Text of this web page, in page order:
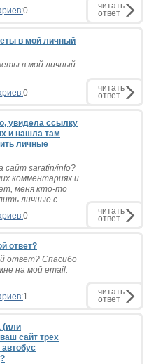
0 читать
ответ
в мой личный
в мой личный
0 читать
ответ
увидела ссылку
и нашла там
личные
сайт saratin/info?
комментариях и
меня кто-то
личные с...
0 читать
ответ
ответ?
ответ? Спасибо
на мой email.
1 читать
ответ
(или
сайт трех